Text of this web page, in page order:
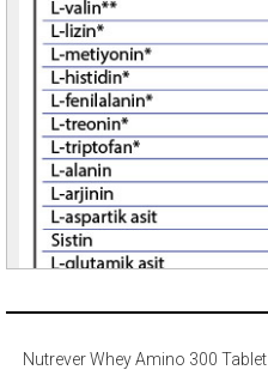
Nutrever Whey Amino 300 Tablet